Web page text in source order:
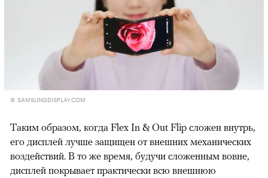
© SAMSUNGDISPLAY.COM
Таким образом, когда Flex In & Out Flip сложен внутрь,
его дисплей лучше защищен от внешних механических
воздействий. В то же время, будучи сложенным вовне,
дисплей покрывает практически всю внешнюю